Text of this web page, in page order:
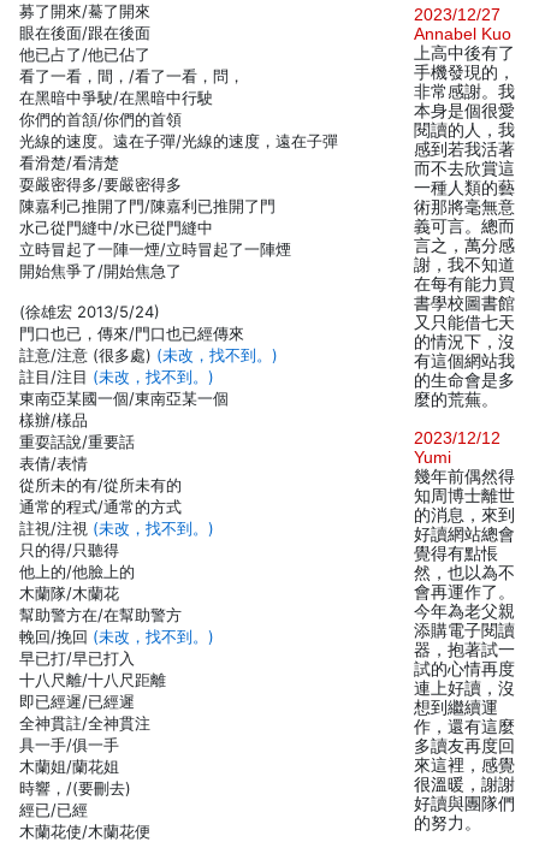
募了開來/驀了開來
眼在後面/跟在後面
他已占了/他已佔了
看了一看，間，/看了一看，問，
在黑暗中爭駛/在黑暗中行駛
你們的首頷/你們的首領
光線的速度。遠在子彈/光線的速度，遠在子彈
看滑楚/看清楚
耍嚴密得多/要嚴密得多
陳嘉利己推開了門/陳嘉利已推開了門
水己從門縫中/水已從門縫中
立時冒起了一陣一煙/立時冒起了一陣煙
開始焦爭了/開始焦急了
(徐雄宏 2013/5/24)
門口也已，傳來/門口也已經傳來
註意/注意 (很多處) (未改，找不到。)
註目/注目 (未改，找不到。)
東南亞某國一個/東南亞某一個
樣辦/樣品
重耍話說/重要話
表倩/表情
從所未的有/從所未有的
通常的程式/通常的方式
註視/注視 (未改，找不到。)
只的得/只聽得
他上的/他臉上的
木蘭隊/木蘭花
幫助警方在/在幫助警方
輓回/挽回 (未改，找不到。)
早已打/早已打入
十八尺離/十八尺距離
即已經遲/已經遲
全神貫註/全神貫注
具一手/俱一手
木蘭姐/蘭花姐
時響，/(要刪去)
經已/已經
木蘭花使/木蘭花便
2023/12/27
Annabel Kuo
上高中後有了
手機發現的，
非常感謝。我
本身是個很愛
閱讀的人，我
感到若我活著
而不去欣賞這
一種人類的藝
術那將毫無意
義可言。總而
言之，萬分感
謝，我不知道
在每有能力買
書學校圖書館
又只能借七天
的情況下，沒
有這個網站我
的生命會是多
麼的荒蕪。
2023/12/12
Yumi
幾年前偶然得
知周博士離世
的消息，來到
好讀網站總會
覺得有點悵
然，也以為不
會再運作了。
今年為老父親
添購電子閱讀
器，抱著試一
試的心情再度
連上好讀，沒
想到繼續運
作，還有這麼
多讀友再度回
來這裡，感覺
很溫暖，謝謝
好讀與團隊們
的努力。